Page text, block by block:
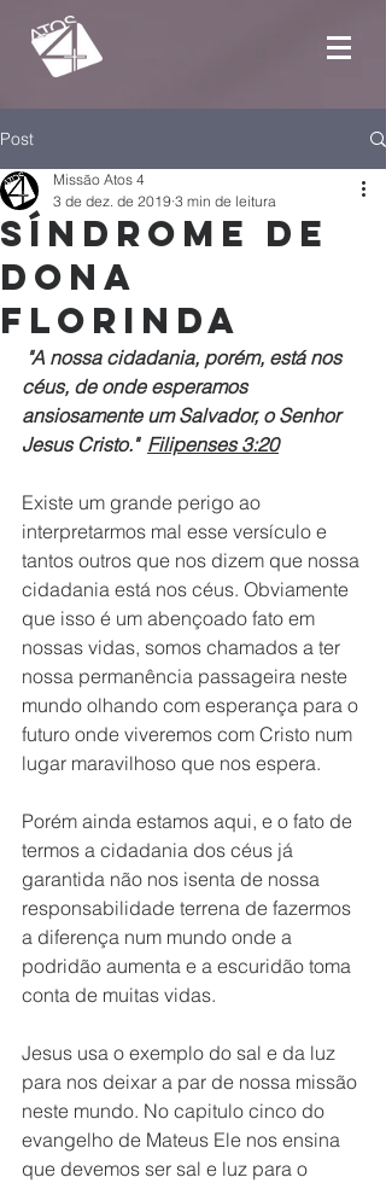
Post
Síndrome de
Dona
Florinda
Missão Atos 4
3 de dez. de 2019 3 min de leitura
"A nossa cidadania, porém, está nos
céus, de onde esperamos
ansiosamente um Salvador, o Senhor
Jesus Cristo." Filipenses 3:20
Existe um grande perigo ao
interpretarmos mal esse versículo e
tantos outros que nos dizem que nossa
cidadania está nos céus. Obviamente
que isso é um abençoado fato em
nossas vidas, somos chamados a ter
nossa permanência passageira neste
mundo olhando com esperança para o
futuro onde viveremos com Cristo num
lugar maravilhoso que nos espera.
Porém ainda estamos aqui, e o fato de
termos a cidadania dos céus já
garantida não nos isenta de nossa
responsabilidade terrena de fazermos
a diferença num mundo onde a
podridão aumenta e a escuridão toma
conta de muitas vidas.
Jesus usa o exemplo do sal e da luz
para nos deixar a par de nossa missão
neste mundo. No capitulo cinco do
evangelho de Mateus Ele nos ensina
que devemos ser sal e luz para o